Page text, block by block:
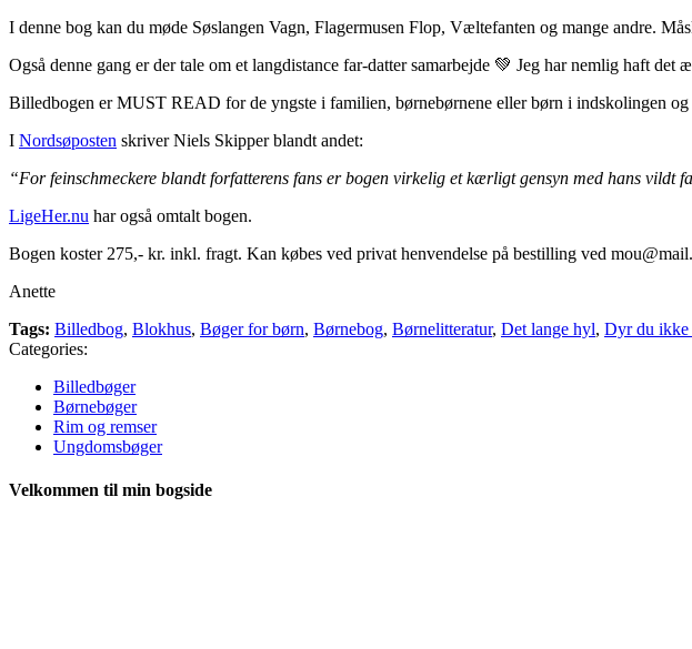
I denne bog kan du møde Søslangen Vagn, Flagermusen Flop, Væltefanten og mange andre.
Også denne gang er der tale om et langdistance far-datter samarbejde 💚 Jeg har nemlig haft
Billedbogen er MUST READ for de yngste i familien, børnebørnene eller børn i indskolingen
I Nordsøposten skriver Niels Skipper blandt andet:
“For feinschmeckere blandt forfatterens fans er bogen virkelig et kærligt gensyn med hans vildt
LigeHer.nu har også omtalt bogen.
Bogen koster 275,- kr. inkl. fragt. Kan købes ved privat henvendelse på bestilling ved
Anette
Tags: Billedbog, Blokhus, Bøger for børn, Børnebog, Børnelitteratur, Det lange hyl, Dyr du ikke
Categories:
Billedbøger
Børnebøger
Rim og remser
Ungdomsbøger
Velkommen til min bogside